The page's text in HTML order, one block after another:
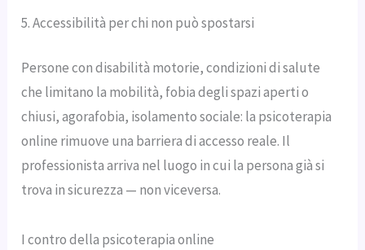
5. Accessibilità per chi non può spostarsi
Persone con disabilità motorie, condizioni di salute
che limitano la mobilità, fobia degli spazi aperti o
chiusi, agorafobia, isolamento sociale: la psicoterapia
online rimuove una barriera di accesso reale. Il
professionista arriva nel luogo in cui la persona già si
trova in sicurezza — non viceversa.
I contro della psicoterapia online